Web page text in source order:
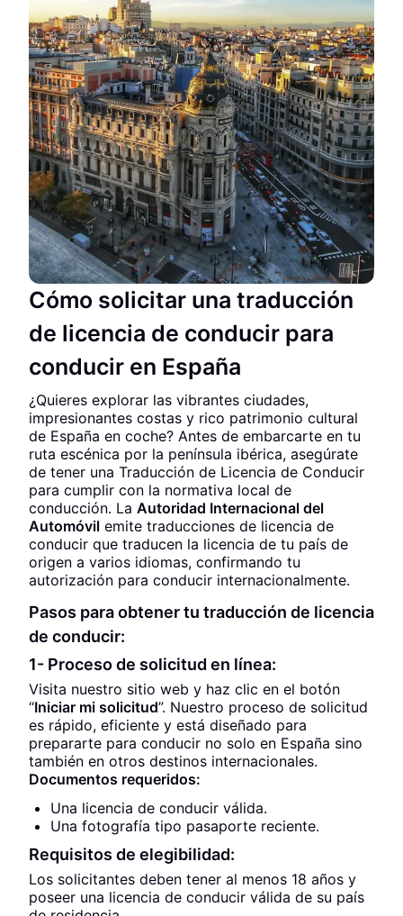
Cómo solicitar una traducción
de licencia de conducir para
conducir en España
¿Quieres explorar las vibrantes ciudades,
impresionantes costas y rico patrimonio cultural
de España en coche? Antes de embarcarte en tu
ruta escénica por la península ibérica, asegúrate
de tener una Traducción de Licencia de Conducir
para cumplir con la normativa local de
conducción. La Autoridad Internacional del
Automóvil emite traducciones de licencia de
conducir que traducen la licencia de tu país de
origen a varios idiomas, confirmando tu
autorización para conducir internacionalmente.
Pasos para obtener tu traducción de licencia
de conducir:
1- Proceso de solicitud en línea:
Visita nuestro sitio web y haz clic en el botón
“Iniciar mi solicitud”. Nuestro proceso de solicitud
es rápido, eficiente y está diseñado para
prepararte para conducir no solo en España sino
también en otros destinos internacionales.
Documentos requeridos:
Una licencia de conducir válida.
Una fotografía tipo pasaporte reciente.
Requisitos de elegibilidad:
Los solicitantes deben tener al menos 18 años y
poseer una licencia de conducir válida de su país